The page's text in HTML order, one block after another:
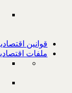
قوانين
ملفات